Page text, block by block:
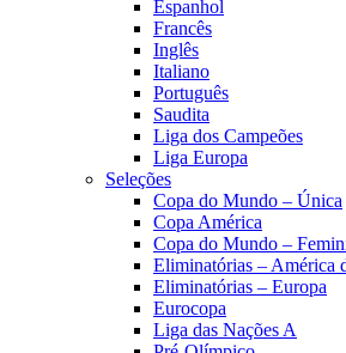
Espanhol
Francês
Inglês
Italiano
Português
Saudita
Liga dos Campeões
Liga Europa
Seleções
Copa do Mundo – Única
Copa América
Copa do Mundo –
Eliminatórias – América
Eliminatórias – Europa
Eurocopa
Liga das Nações A